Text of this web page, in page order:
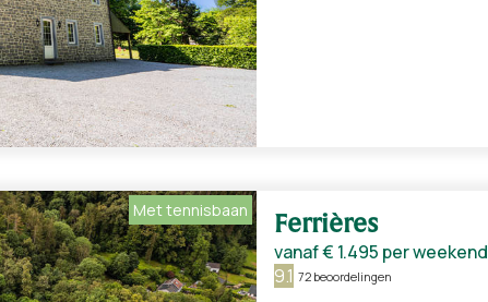
Ferrières
vanaf€ 1.495 per weekend
9.1 72 beoordelingen
Met tennisbaan